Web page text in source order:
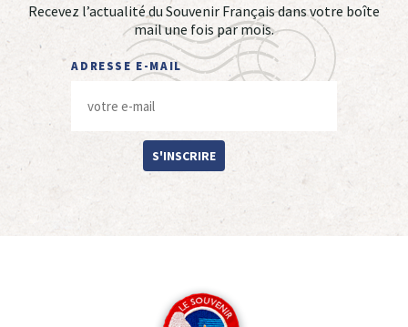
Recevez l’actualité du Souvenir Français dans votre boîte
mail une fois par mois.
ADRESSE E-MAIL
S'INSCRIRE